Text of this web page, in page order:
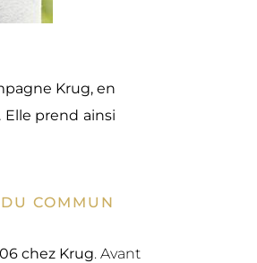
Krug, en
prend ainsi
COMMUN
chez Krug. Avant